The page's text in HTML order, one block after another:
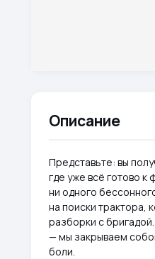
Описание
Представьте: вы
где уже всё готово
ни одного
на поиски трактора,
разборки с
— мы закрываем
боли.